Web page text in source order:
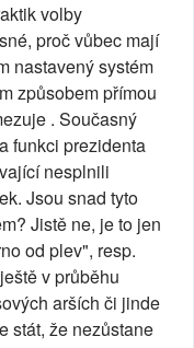
volby
proč vůbec mají
nastavený systém
způsobem přímou
. Současný
funkci prezidenta
nesplnili
Jsou snad tyto
Jistě ne, je to jen
od plev", resp.
v průběhu
arších či jinde
stát, že nezůstane